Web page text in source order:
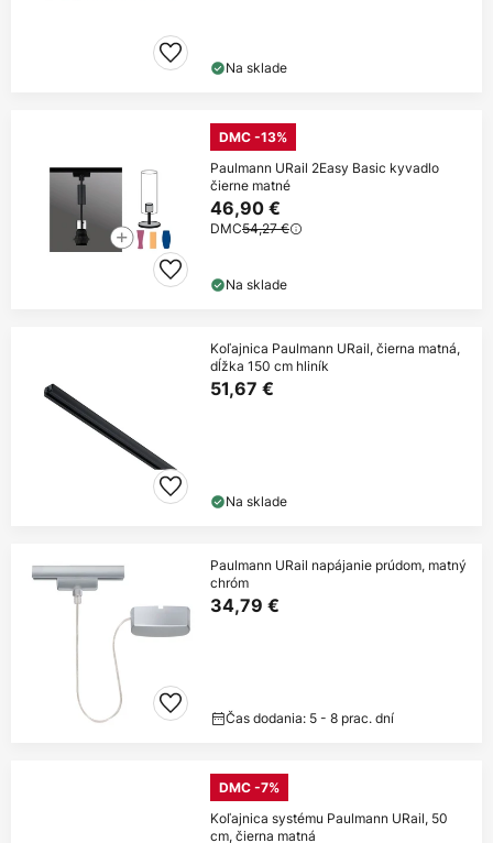
Na sklade
DMC -13%
Paulmann URail 2Easy Basic kyvadlo
čierne matné
46,90 €
DMC54,27 €
Na sklade
Koľajnica Paulmann URail, čierna matná,
dĺžka 150 cm hliník
51,67 €
Na sklade
Paulmann URail napájanie prúdom, matný
chróm
34,79 €
Čas dodania: 5 - 8 prac. dní
DMC -7%
Koľajnica systému Paulmann URail, 50
cm, čierna matná